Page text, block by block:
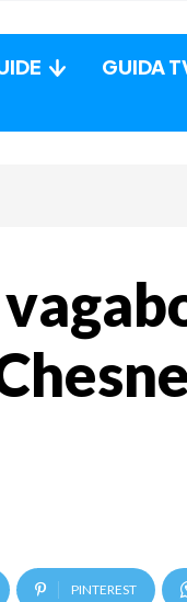
GUIDA
PINTEREST